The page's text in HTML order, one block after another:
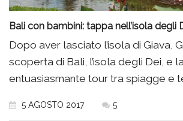
Bali con bambini: tappa nell’isola degli
Dopo aver lasciato l’isola di Giava,
scoperta di Bali, l’isola degli Dei, e
entuasiasmante tour tra spiagge e
5 AGOSTO 2017 5